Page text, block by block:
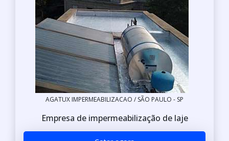
AGATUX IMPERMEABILIZACAO / SÃO PAULO - SP
Empresa de impermeabilização de laje